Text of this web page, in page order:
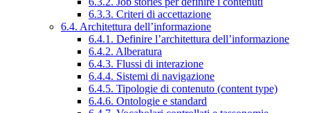
6.3.3. Criteri di accettazione
6.4. Architettura dell’informazione
6.4.1. Definire l’architettura dell’informazione
6.4.2. Alberatura
6.4.3. Flussi di interazione
6.4.4. Sistemi di navigazione
6.4.5. Tipologie di contenuto (content type)
6.4.6. Ontologie e standard